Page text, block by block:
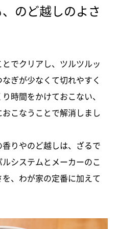
のど越しのよさ
でクリアし、ツルツルッ
ぎが少なくて切れやすく
時間をかけておこない、
こなうことで解消しまし
りやのど越しは、ざるで
システムとメーカーのこ
、わが家の定番に加えて